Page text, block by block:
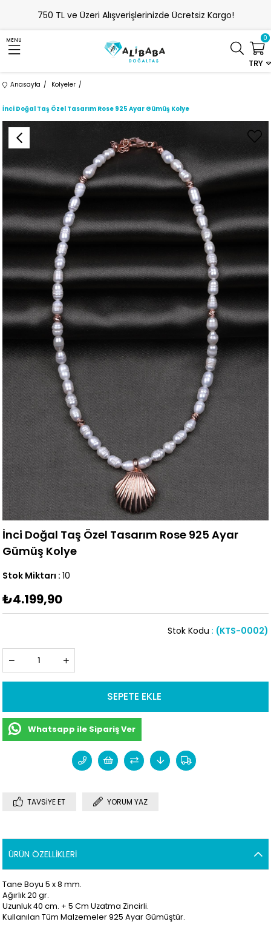
750 TL ve Üzeri Alışverişlerinizde Ücretsiz Kargo!
MENU
TRY
0
Anasayfa Kolyeler
İnci Doğal Taş Özel Tasarım Rose 925 Ayar Gümüş Kolye
İnci Doğal Taş Özel Tasarım Rose 925 Ayar
Gümüş Kolye
Stok Miktarı : 10
₺4.199,90
(KTS-0002)
Stok Kodu
Whatsapp ile Sipariş Ver
TAVSIYE ET YORUM YAZ
ÜRÜN ÖZELLIKLERI
Tane Boyu 5 x 8 mm.
Ağırlık 20 gr.
Uzunluk 40 cm. + 5 Cm Uzatma Zincirli.
Kullanılan Tüm Malzemeler 925 Ayar Gümüştür.